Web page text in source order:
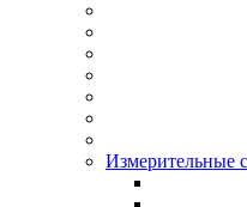
Измерительные